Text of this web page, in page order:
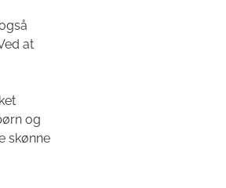
at
og
skønne